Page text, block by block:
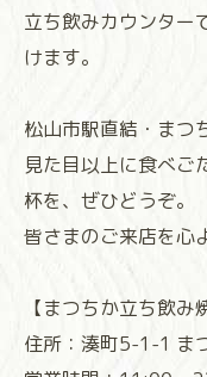
立ち飲みカウンター
けます。
松山市駅直結・まつ
見た目以上に食べご
杯を、ぜひどうぞ。
皆さまのご来店を心
【まつちか立ち飲み
住所：湊町5-1-1 ま